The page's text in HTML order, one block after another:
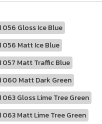
056 Gloss Ice Blue
056 Matt Ice Blue
057 Matt Traffic Blue
060 Matt Dark Green
063 Gloss Lime Tree Green
063 Matt Lime Tree Green